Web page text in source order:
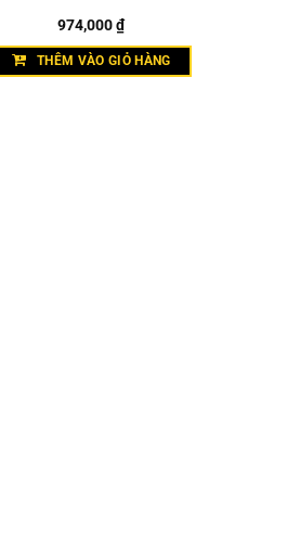
974,000₫
THÊM VÀO GIỎ HÀNG